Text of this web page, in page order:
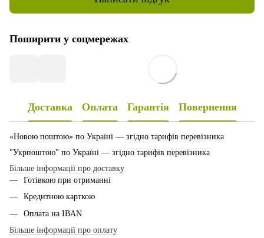
Поширити у соцмережах
Доставка Оплата Гарантія Повернення
«Новою поштою» по Україні — згідно тарифів перевізника
"Укрпоштою" по Україні — згідно тарифів перевізника
Більше інформації про доставку
Готівкою при отриманні
Кредитною карткою
Оплата на IBAN
Більше інформації про оплату